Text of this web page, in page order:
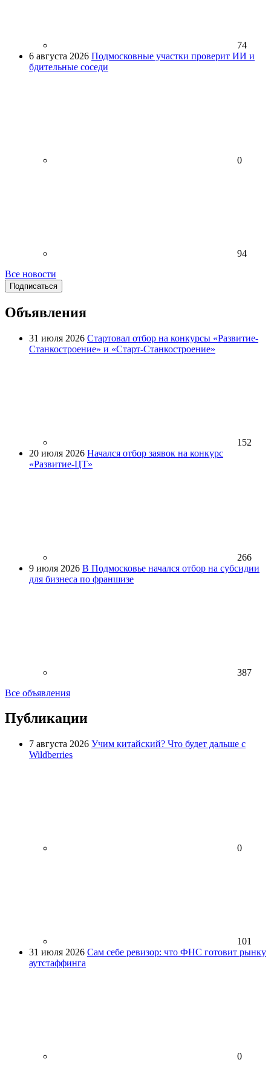
74
6 августа 2026 Подмосковные участки проверит ИИ и
бдительные соседи
0
94
Все новости
Подписаться
Объявления
31 июля 2026 Стартовал отбор на конкурсы «Развитие-
Станкостроение» и «Старт-Станкостроение»
152
20 июля 2026 Начался отбор заявок на конкурс
«Развитие-ЦТ»
266
9 июля 2026 В Подмосковье начался отбор на субсидии
для бизнеса по франшизе
387
Все объявления
Публикации
7 августа 2026 Учим китайский? Что будет дальше с
Wildberries
0
101
31 июля 2026 Сам себе ревизор: что ФНС готовит рынку
аутстаффинга
0